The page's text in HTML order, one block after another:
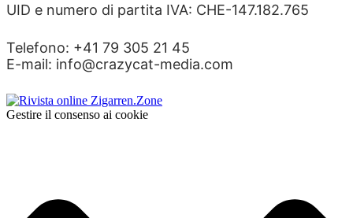
UID e numero di partita IVA: CHE-147.182.765
Telefono: +41 79 305 21 45
E-mail: info@crazycat-media.com
Gestire il consenso ai cookie